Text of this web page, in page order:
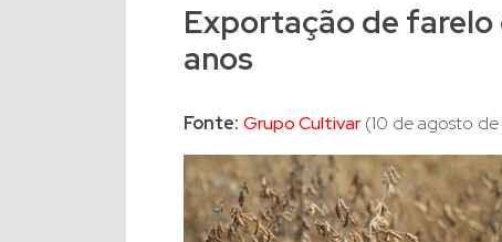
Exportação de farelo
anos
Fonte: Grupo Cultivar(10 de agosto de